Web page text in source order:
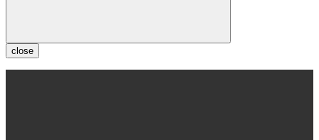
close